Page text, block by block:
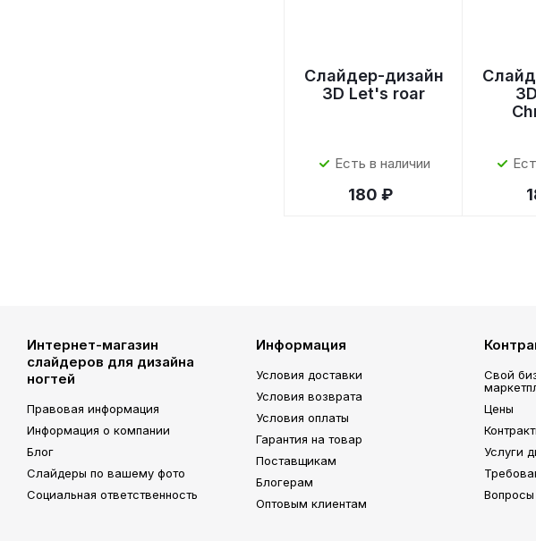
Слайдер-дизайн
3D Let's roar
Есть в наличии
180 ₽
Интернет-магазин
слайдеров для дизайна
ногтей
Правовая информация
Информация о компании
Блог
Слайдеры по вашему фото
Социальная ответственность
Информация
Условия доставки
Условия возврата
Условия оплаты
Гарантия на товар
Поставщикам
Блогерам
Оптовым клиентам
Свой
Цены
Услуги
Вопросы